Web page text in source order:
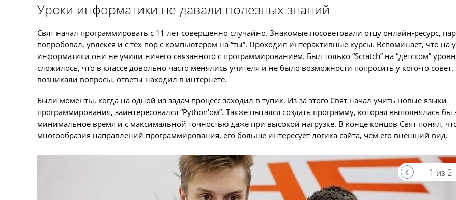
Уроки информатики не давали полезных знаний
Свят начал программировать с 11 лет совершенно случайно. Знакомые посоветовали отцу онлайн-ресурс,
попробовал, увлекся и с тех пор с компьютером на “ты”. Проходил интерактивные курсы. Вспоминает, что на
информатики они не учили ничего связанного с программированием. Был только “Scratch” на “детском”
сложилось, что в классе довольно часто менялись учителя и не было возможности попросить у кого-то совет.
возникали вопросы, ответы находил в интернете.
Были моменты, когда на одной из задач процесс заходил в тупик. Из-за этого Свят начал учить новые языки
программирования, заинтересовался “Python'ом”. Также пытался создать программу, которая выполнялась бы
минимальное время и с максимальной точностью даже при высокой нагрузке. В конце концов Свят понял,
многообразия направлений программирования, его больше интересует логика сайта, чем его внешний вид.
1 из 2